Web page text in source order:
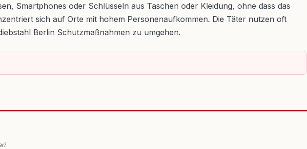
Smartphones oder Schlüsseln aus Taschen oder Kleidung, ohne dass das
sich auf Orte mit hohem Personenaufkommen. Die Täter nutzen oft
Berlin Schutzmaßnahmen zu umgehen.